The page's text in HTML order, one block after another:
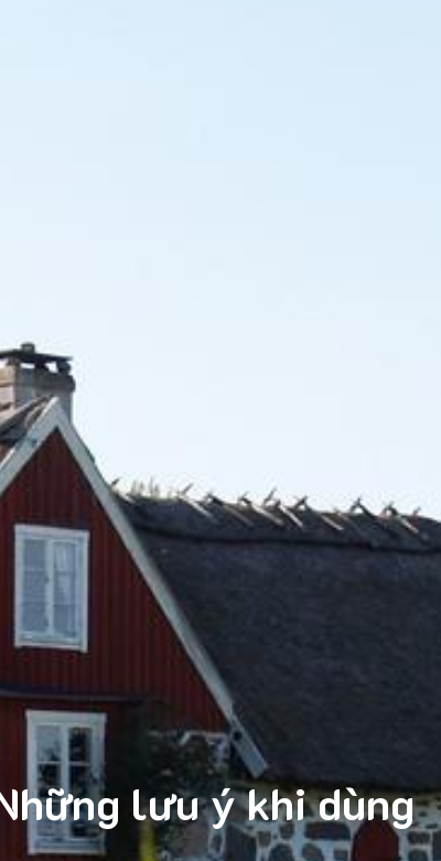
lưu ý khi dùng